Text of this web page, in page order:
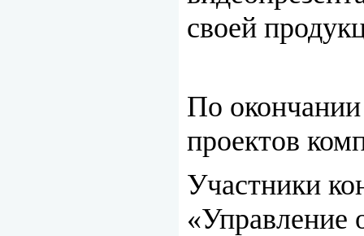
своей
По
проектов
Участники
«Управление